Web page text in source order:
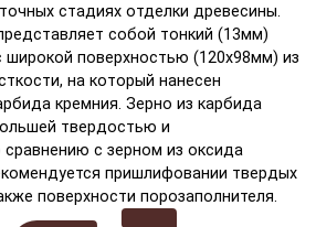
стадиях отделки древесины.
собой тонкий (13мм)
широкой поверхностью (120х98мм) из
на который нанесен
кремния. Зерно из карбида
твердостью и
с зерном из оксида
пришлифовании твердых
поверхности порозаполнителя.